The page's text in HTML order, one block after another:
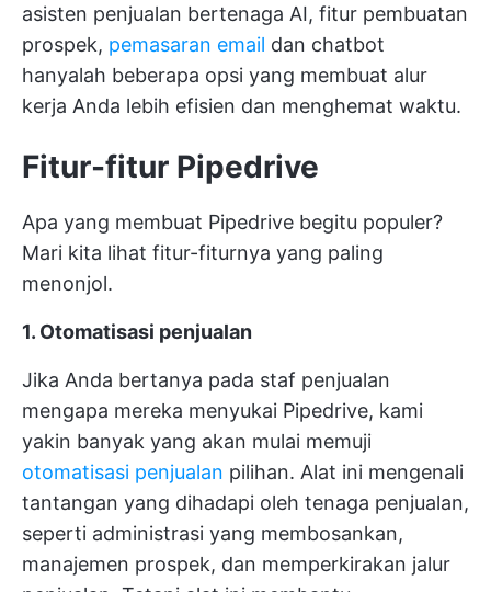
asisten penjualan bertenaga AI, fitur pembuatan
prospek, pemasaran email dan chatbot
hanyalah beberapa opsi yang membuat alur
kerja Anda lebih efisien dan menghemat waktu.
Fitur-fitur Pipedrive
Apa yang membuat Pipedrive begitu populer?
Mari kita lihat fitur-fiturnya yang paling
menonjol.
1. Otomatisasi penjualan
Jika Anda bertanya pada staf penjualan
mengapa mereka menyukai Pipedrive, kami
yakin banyak yang akan mulai memuji
otomatisasi penjualan pilihan. Alat ini mengenali
tantangan yang dihadapi oleh tenaga penjualan,
seperti administrasi yang membosankan,
manajemen prospek, dan memperkirakan jalur